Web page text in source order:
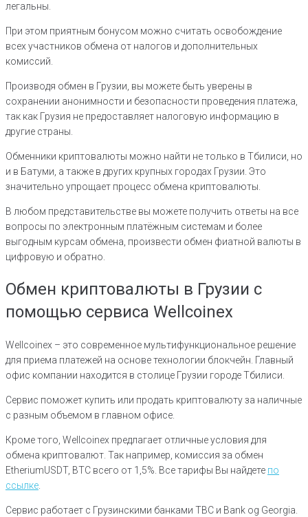
легальны.
При этом приятным бонусом можно считать освобождение
всех участников обмена от налогов и дополнительных
комиссий.
Производя обмен в Грузии, вы можете быть уверены в
сохранении анонимности и безопасности проведения платежа,
так как Грузия не предоставляет налоговую информацию в
другие страны.
Обменники криптовалюты можно найти не только в Тбилиси, но
и в Батуми, а также в других крупных городах Грузии. Это
значительно упрощает процесс обмена криптовалюты.
В любом представительстве вы можете получить ответы на все
вопросы по электронным платёжным системам и более
выгодным курсам обмена, произвести обмен фиатной валюты в
цифровую и обратно.
Обмен криптовалюты в Грузии с
помощью сервиса Wellcoinex
Wellcoinex – это современное мультифункциональное решение
для приема платежей на основе ‎технологии блокчейн. Главный
офис компании находится в столице Грузии городе Тбилиси.
Сервис поможет купить или продать криптовалюту за наличные
с разным объемом в главном офисе.
Кроме того, Wellcoinex предлагает отличные условия для
обмена криптовалют. Так например, комиссия за обмен
EtheriumUSDT, BTC всего от 1,5%. Все тарифы Вы найдете по
ссылке.
Сервис работает с Грузинскими банками TBC и Bank og Georgia.‎